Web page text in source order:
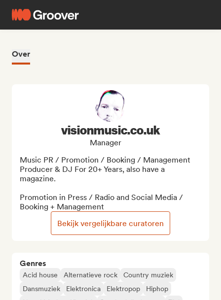
Over
Genres
Acid house Alternatieve rock
Country muziek
Dansmuziek
Elektronica Elektropop
Hiphop
visionmusic.co.uk
Manager
Music PR / Promotion / Booking / Management
Producer & DJ For 20+ Years, also have a
magazine.
Promotion in Press / Radio and Social Media /
Booking + Management
Bekijk vergelijkbare curatoren